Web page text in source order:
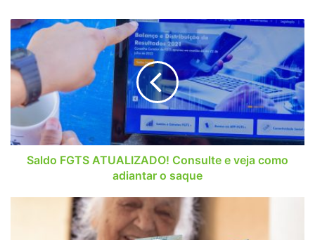
Saldo
FGTS
ATUALIZADO!
Consulte
veja
adiantar
o
saqueSaldo FGTS ATUALIZADO! Consulte e veja como
adiantar o saque